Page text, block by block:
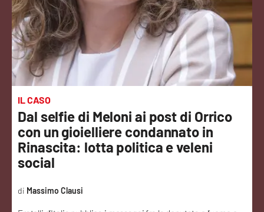
Sanità
Sport
Cultura
Podcast
Meteo
Editoriali
IL CASO
Dal selfie di Meloni ai post di Orrico
con un gioielliere condannato in
Rinascita: lotta politica e veleni
social
Massimo Clausi